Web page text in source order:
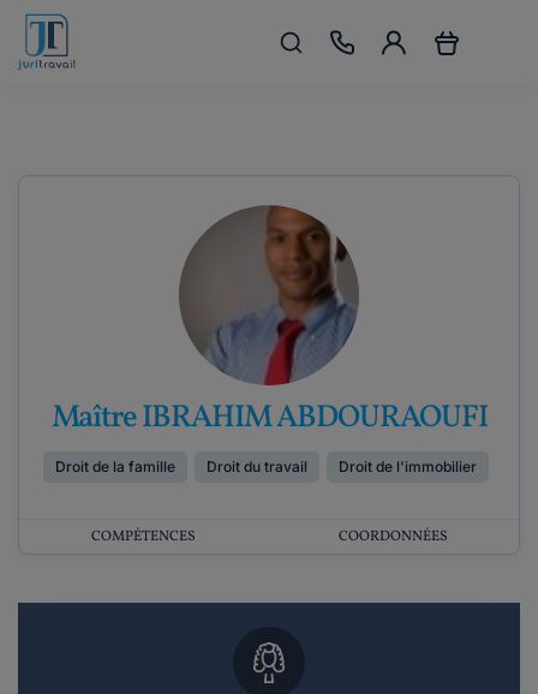
Maître IBRAHIM ABDOURAOUFI
Droit de la famille Droit du travail Droit de l'immobilier
COMPÉTENCES COORDONNÉES